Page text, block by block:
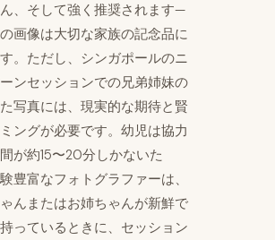
、そして強く推奨されます—
画像は大切な家族の記念品に
。ただし、シンガポールのニ
ンセッションでの兄弟姉妹の
写真には、現実的な期待と賢
ングが必要です。幼児は協力
が約15〜20分しかないた
豊富なフォトグラファーは、
んまたはお姉ちゃんが新鮮で
っているときに、セッション